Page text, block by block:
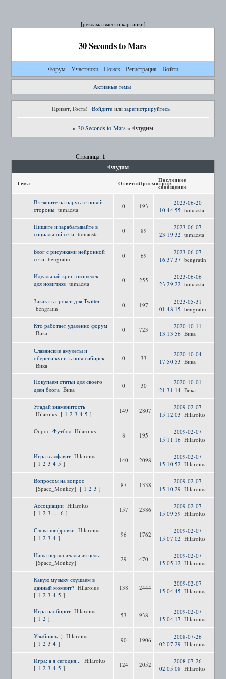
[реклама вместо картинки]
30 Seconds to Mars
Форум Участники Поиск Регистрация Войти
Активные темы
Привет, Гость! Войдите или зарегистрируйтесь.
» 30 Seconds to Mars» Флудим
Флудим
Страница: 1
Тема ОтветовПросмотровПоследнее
сообщение
Взгляните на паруса с новой
стороны tumacsta 0 193
2023-06-20
10:44:55 tumacsta
Пишите и зарабатывайте в
социальной сети tumacsta 0 89
2023-06-07
23:19:32 tumacsta
Блог с рисунками нейронной
сети bengratin 0 69
2023-06-07
16:37:37 bengratin
Идеальный криптокошелек
для новичков tumacsta 0 255
2023-06-06
23:29:22 tumacsta
Заказать прокси для Twitter
bengratin
0 197
2023-05-31
01:48:15 bengratin
Кто работает удаленно форум
Вика
0 723
2020-10-11
13:13:56 Вика
Славянские амулеты и
обереги купить новосибирск
Вика
0 33
2020-10-04
17:50:53 Вика
Покупаем статьи для своего
дзен блога Вика 0 30
2020-10-01
21:31:14 Вика
Угадай знаменитость
Hilaroius [ 1 2 3 4 5 ] 149 2807
2009-02-07
15:12:03 Hilaroius
Опрос: Футбол Hilaroius
8 195
2009-02-07
15:11:16 Hilaroius
Игра в алфавит Hilaroius
[ 1 2 3 4 5 ] 140 2098
2009-02-07
15:10:52 Hilaroius
Вопросом на вопрос
[Space_Monkey] [ 1 2 3 ] 87 1338
2009-02-07
15:10:29 Hilaroius
Ассоциации Hilaroius
[ 1 2 3 6 ] 157 2386
2009-02-07
15:09:59 Hilaroius
Слова-шифровки Hilaroius
[ 1 2 3 4 ] 96 1762
2009-02-07
15:07:02 Hilaroius
Наша первоначальная цель.
[Space_Monkey]
29 470
2009-02-07
15:05:12 Hilaroius
Какую музыку слушаем в
данный момент? Hilaroius
[ 1 2 3 4 5 ]
138 2444
2009-02-07
15:04:45 Hilaroius
Игра наоборот Hilaroius
[ 1 2 ] 53 938
2009-02-07
15:04:17 Hilaroius
Улыбнись_) Hilaroius
[ 1 2 3 4 ] 90 1906
2008-07-26
02:07:29 Hilaroius
Игра: а я сегодня... Hilaroius
[ 1 2 3 4 5 ] 124 2052
2008-07-26
02:05:08 Hilaroius